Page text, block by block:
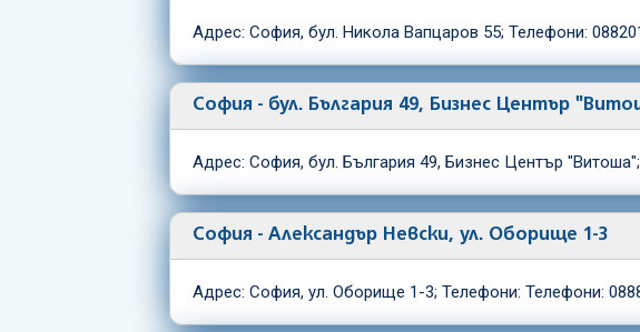
Адрес: София, бул. Никола Вапцаров 55; Телефони:
София - бул. България 49, Бизнес Център
Адрес: София, бул. България 49, Бизнес Център
София - Александър Невски, ул. Оборище 1-3
Адрес: София, ул. Оборище 1-3; Телефони: Телефони: